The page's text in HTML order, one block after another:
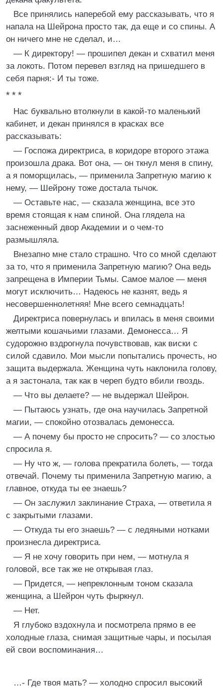
Все принялись наперебой ему рассказывать, что я
напала на Шейрона просто так, да еще и со спины. А
он ничего мне не сделал, и…
— К директору! — прошипел декан и схватил меня
за локоть. Потом перевел взгляд на пришедшего в
себя парня:- И ты тоже.
* * *
Нас буквально втолкнули в какой-то маленький
кабинет, и декан принялся в красках все
рассказывать:
— Госпожа директриса, в коридоре второго этажа
произошла драка. Вот она, — он ткнул меня в спину,
а я поморщилась, — применила Запретную магию к
нему, — Шейрону тоже достала тычок.
— Оставьте нас, — сказала женщина, все это
время стоящая к нам спиной. Она глядела на
заснеженный двор Академии и о чем-то
размышляла.
Внезапно мне стало страшно. Что со мной сделают
за то, что я применила Запретную магию? Она ведь
запрещена в Империи Тьмы. Самое малое — меня
могут исключить… Надеюсь не казнят, ведь я
несовершеннолетняя! Мне всего семнадцать!
Директриса повернулась и впилась в меня своими
желтыми кошачьими глазами. Демонесса… Я
судорожно вздрогнула почувствовав, как виски с
силой сдавило. Мои мысли попытались прочесть, но
защита выдержала. Женщина чуть наклонила голову,
а я застонала, так как в череп будто вбили гвоздь.
— Что вы делаете? — не выдержал Шейрон.
— Пытаюсь узнать, где она научилась Запретной
магии, — спокойно отозвалась демонесса.
— А почему бы просто не спросить? — со злостью
спросила я.
— Ну что ж, — голова прекратила болеть, — тогда
отвечай. Почему ты применила Запретную магию, а
главное, откуда ты ее знаешь?
— Он заслужил заклинание Страха, — ответила я
с закрытыми глазами.
— Откуда ты его знаешь? — с ледяными нотками
произнесла директриса.
— Я не хочу говорить при нем, — мотнула я
головой, все так же не открывая глаз.
— Придется, — непреклонным тоном сказала
женщина, а Шейрон чуть фыркнул.
— Нет.
Я глубоко вздохнула и посмотрела прямо в ее
холодные глаза, снимая защитные чары, и посылая
ей свои воспоминания…
…- Где твоя мать? — холодно спросил высокий